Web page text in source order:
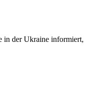
in der Ukraine informiert,